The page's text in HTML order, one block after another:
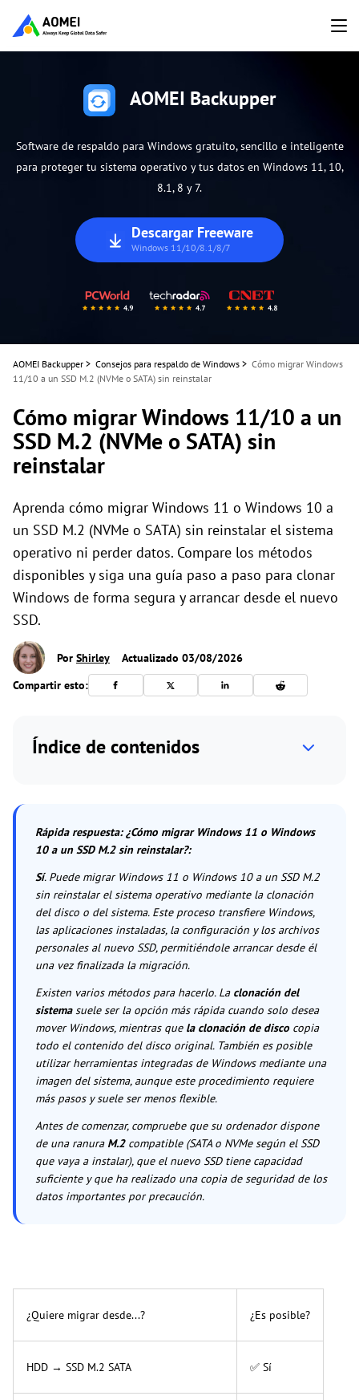
AOMEI Backupper
Software de respaldo para Windows gratuito, sencillo e inteligente
para proteger tu sistema operativo y tus datos en Windows 11, 10,
8.1, 8 y 7.
Descargar Freeware
Windows 11/10/8.1/8/7
AOMEI Backupper > Consejos para respaldo de Windows > Cómo migrar Windows
11/10 a un SSD M.2 (NVMe o SATA) sin reinstalar
Cómo migrar Windows 11/10 a un
SSD M.2 (NVMe o SATA) sin
reinstalar
Aprenda cómo migrar Windows 11 o Windows 10 a
un SSD M.2 (NVMe o SATA) sin reinstalar el sistema
operativo ni perder datos. Compare los métodos
disponibles y siga una guía paso a paso para clonar
Windows de forma segura y arrancar desde el nuevo
SSD.
Por Shirley
Actualizado 03/08/2026
Compartir esto:
Índice de contenidos
Rápida respuesta: ¿Cómo migrar Windows 11 o Windows
10 a un SSD M.2 sin reinstalar?:
Sí. Puede migrar Windows 11 o Windows 10 a un SSD M.2
sin reinstalar el sistema operativo mediante la clonación
del disco o del sistema. Este proceso transfiere Windows,
las aplicaciones instaladas, la configuración y los archivos
personales al nuevo SSD, permitiéndole arrancar desde él
una vez finalizada la migración.
Existen varios métodos para hacerlo. La clonación del
sistemasuele ser la opción más rápida cuando solo desea
mover Windows, mientras que la clonación de disco copia
todo el contenido del disco original. También es posible
utilizar herramientas integradas de Windows mediante una
imagen del sistema, aunque este procedimiento requiere
más pasos y suele ser menos flexible.
Antes de comenzar, compruebe que su ordenador dispone
de una ranura M.2 compatible (SATA o NVMe según el SSD
que vaya a instalar), que el nuevo SSD tiene capacidad
suficiente y que ha realizado una copia de seguridad de los
datos importantes por precaución.
¿Quiere migrar desde...? ¿Es posible?
HDD → SSD M.2 SATA ✅ Sí